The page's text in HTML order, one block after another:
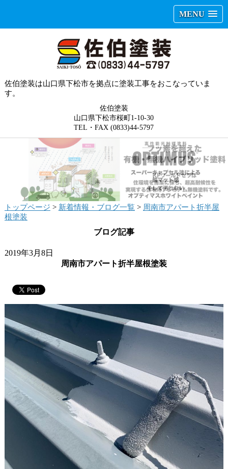
MENU
佐伯塗装は山口県下松市を拠点に塗装工事をおこなっていま
す。
佐伯塗装
山口県下松市桜町1-10-30
TEL・FAX (0833)44-5797
トップページ > 新着情報・ブログ一覧> 周南市アパート折半屋
根塗装
ブログ記事
2019年3月8日
周南市アパート折半屋根塗装